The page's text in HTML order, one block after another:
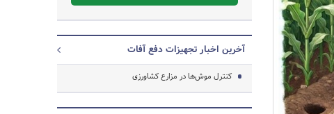
آخرین اخبار تجهیزات دفع آفات
کنترل موش‌ها در مزارع کشاورزی